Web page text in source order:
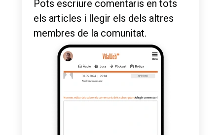
Pots escriure comentaris en tots
els articles i llegir els dels altres
membres de la comunitat.